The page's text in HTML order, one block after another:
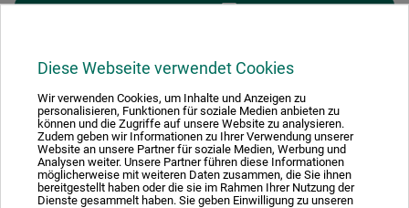
Diese Webseite verwendet Cookies
Wir verwenden Cookies, um Inhalte und Anzeigen zu
personalisieren, Funktionen für soziale Medien anbieten zu
können und die Zugriffe auf unsere Website zu analysieren.
Zudem geben wir Informationen zu Ihrer Verwendung unserer
Website an unsere Partner für soziale Medien, Werbung und
Analysen weiter. Unsere Partner führen diese Informationen
möglicherweise mit weiteren Daten zusammen, die Sie ihnen
bereitgestellt haben oder die sie im Rahmen Ihrer Nutzung der
Dienste gesammelt haben. Sie geben Einwilligung zu unseren
1